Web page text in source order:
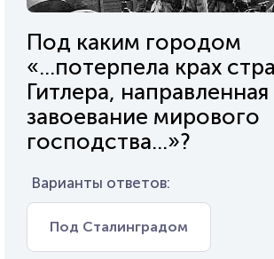
Под каким городом
«...потерпела крах
Гитлера, направленная
завоевание мирового
господства...»?
Варианты ответов:
Под Сталинградом